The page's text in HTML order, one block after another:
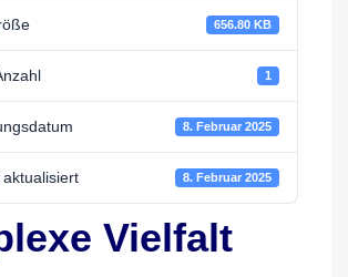
656.80 KB
1
8. Februar 2025
8. Februar 2025
Vielfalt